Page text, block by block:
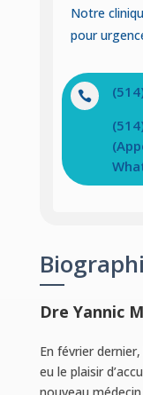
Notre
pour

Dre Yannic
En février
eu le plaisir